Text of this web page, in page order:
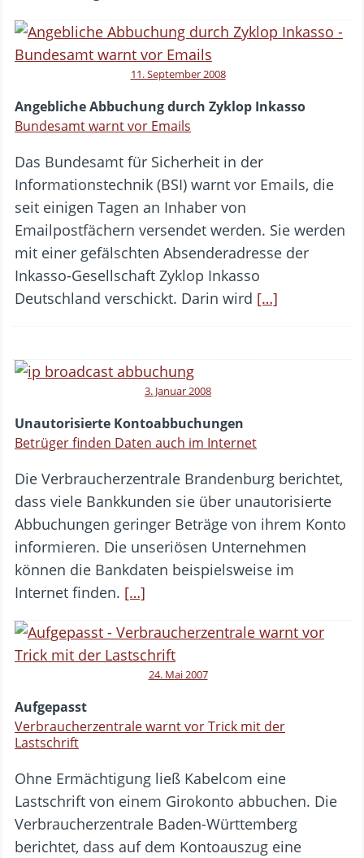
11. September 2008
Angebliche Abbuchung durch Zyklop Inkasso
Bundesamt warnt vor Emails
Das Bundesamt für Sicherheit in der
Informationstechnik (BSI) warnt vor Emails, die
seit einigen Tagen an Inhaber von
Emailpostfächern versendet werden. Sie werden
mit einer gefälschten Absenderadresse der
Inkasso-Gesellschaft Zyklop Inkasso
Deutschland verschickt. Darin wird […]
3. Januar 2008
Unautorisierte Kontoabbuchungen
Betrüger finden Daten auch im Internet
Die Verbraucherzentrale Brandenburg berichtet,
dass viele Bankkunden sie über unautorisierte
Abbuchungen geringer Beträge von ihrem Konto
informieren. Die unseriösen Unternehmen
können die Bankdaten beispielsweise im
Internet finden. […]
24. Mai 2007
Aufgepasst
Verbraucherzentrale warnt vor Trick mit der
Lastschrift
Ohne Ermächtigung ließ Kabelcom eine
Lastschrift von einem Girokonto abbuchen. Die
Verbraucherzentrale Baden-Württemberg
berichtet, dass auf dem Kontoauszug eine